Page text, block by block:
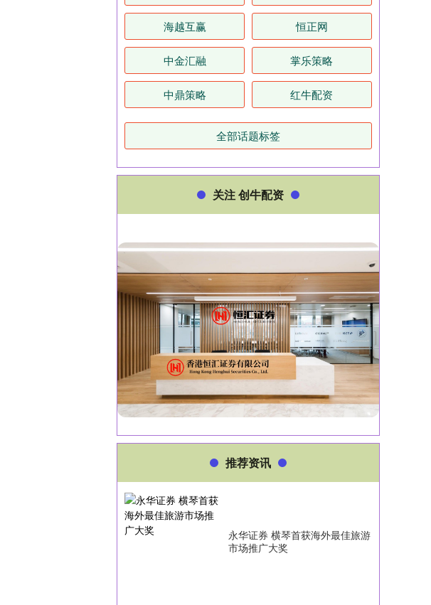
海越互赢 恒正网
中金汇融 掌乐策略
中鼎策略 红牛配资
全部话题标签
关注 创牛配资
推荐资讯
永华证券 横琴首获海外最佳旅游
市场推广大奖